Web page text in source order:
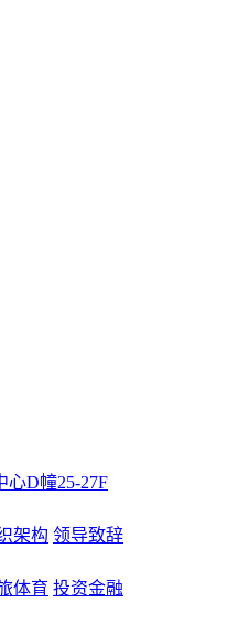
心D幢25-27F
架构 领导致辞
体育 投资金融